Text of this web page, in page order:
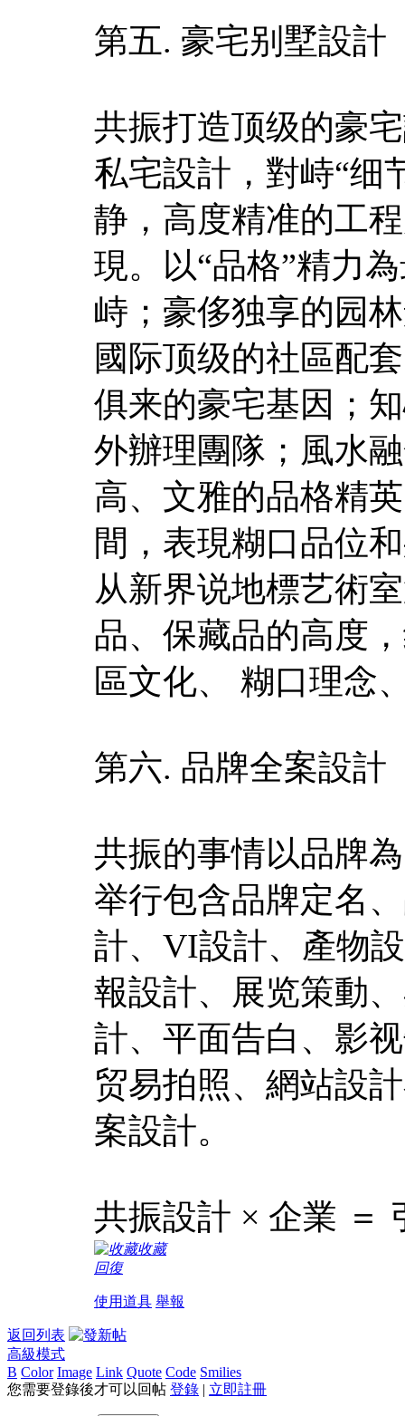
第五. 豪宅别墅設計
共振打造顶级的豪
私宅設計，對峙“细
静，高度精准的工
現。以“品格”精力
峙；豪侈独享的园
國际顶级的社區配
俱来的豪宅基因；
外辦理團隊；風水
高、文雅的品格精
間，表現糊口品位
从新界说地標艺術
品、保藏品的高度
區文化、 糊口理念
第六. 品牌全案設計
共振的事情以品牌
举行包含品牌定名
計、VI設計、產物
報設計、展览策動
計、平面告白、影
贸易拍照、網站設
案設計。
共振設計 × 企業 ＝
收藏
回復
使用道具 舉報
返回列表
高級模式
B Color Image Link Quote Code Smilies
您需要登錄後才可以回帖 登錄 | 立即註冊